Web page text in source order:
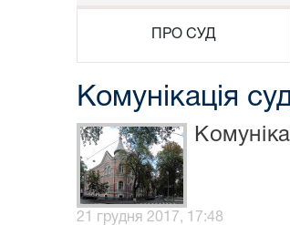
ПРО СУД
Комунікація
21 грудня 2017, 17:48